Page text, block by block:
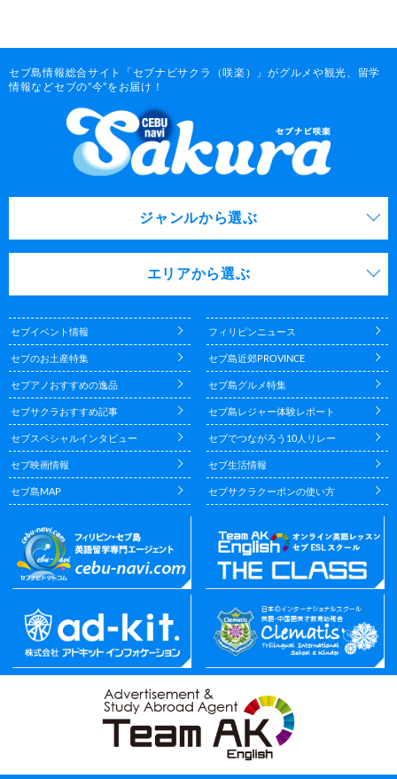
セブ島情報総合サイト「セブナビサクラ（咲楽）」がグルメや観光、留学
情報などセブの”今”をお届け！
ジャンルから選ぶ
エリアから選ぶ
セブイベント情報 フィリピンニュース
セブのお土産特集 セブ島近郊PROVINCE
セブアノおすすめの逸品 セブ島グルメ特集
セブサクラおすすめ記事 セブ島レジャー体験レポート
セブスペシャルインタビュー セブでつながろう10人リレー
セブ映画情報 セブ生活情報
セブ島MAP セブサクラクーポンの使い方